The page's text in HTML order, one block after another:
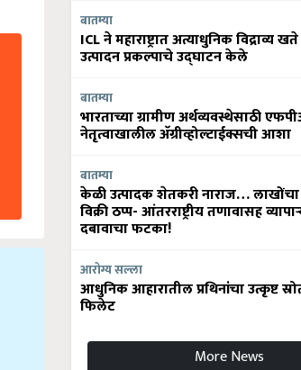
बातम्या
ICL ने महाराष्ट्रात अत्याधुनिक विद्राव्य
उत्पादन प्रकल्पाचे उद्घाटन केले
बातम्या
भारताच्या ग्रामीण अर्थव्यवस्थेसाठी
नेतृत्वाखालील अ‍ॅग्रीव्होल्टाईक्सची आशा
बातम्या
केळी उत्पादक शेतकरी नाराज…
विक्री ठप्प- आंतरराष्ट्रीय तणावासह
दबावाचा फटका!
आरोग्य सल्ला
आधुनिक आहारातील प्रथिनांचा उत्कृष्ट
फिलेट
More News